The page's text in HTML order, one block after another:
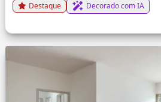
Destaque Decorado com IA